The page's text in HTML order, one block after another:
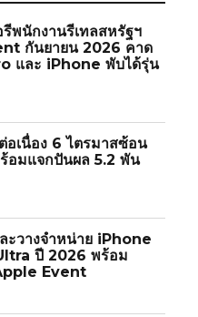
รีพนักงานรีเทลสหรัฐฯ
กันยายน 2026 คาด
และ iPhone พับได้รุ่น
อเนื่อง 6 ไตรมาสซ้อน
อมแจกปันผล 5.2 พัน
วางจำหน่าย iPhone
ปี 2026 พร้อม
Event